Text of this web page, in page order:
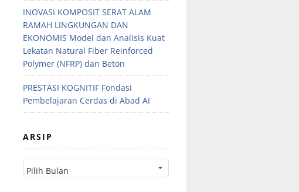
INOVASI KOMPOSIT SERAT ALAM
RAMAH LINGKUNGAN DAN
EKONOMIS Model dan Analisis Kuat
Lekatan Natural Fiber Reinforced
Polymer (NFRP) dan Beton
PRESTASI KOGNITIF Fondasi
Pembelajaran Cerdas di Abad AI
ARSIP